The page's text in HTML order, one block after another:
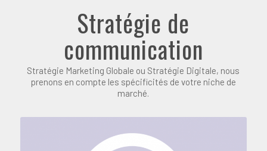
Stratégie de
communication
Stratégie Marketing Globale ou Stratégie Digitale, nous
prenons en compte les spécificités de votre niche de
marché.